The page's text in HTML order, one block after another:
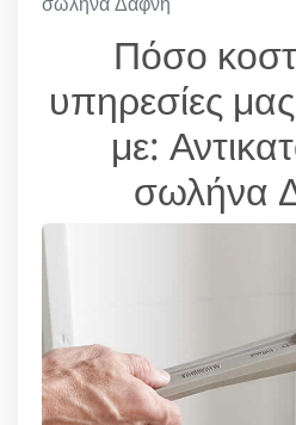
Πόσο
υπηρεσίες
με:
σωλήνα